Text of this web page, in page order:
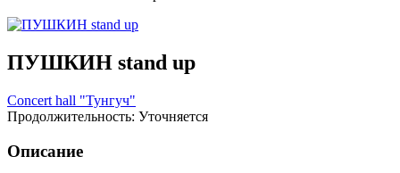
ПУШКИН stand up
Concert hall "Тунгуч"
Продолжительность: Уточняется
Описание